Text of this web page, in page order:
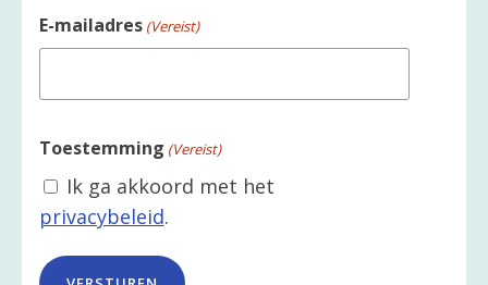
E-mailadres (Vereist)
Toestemming (Vereist)
Ik ga akkoord met het
privacybeleid.